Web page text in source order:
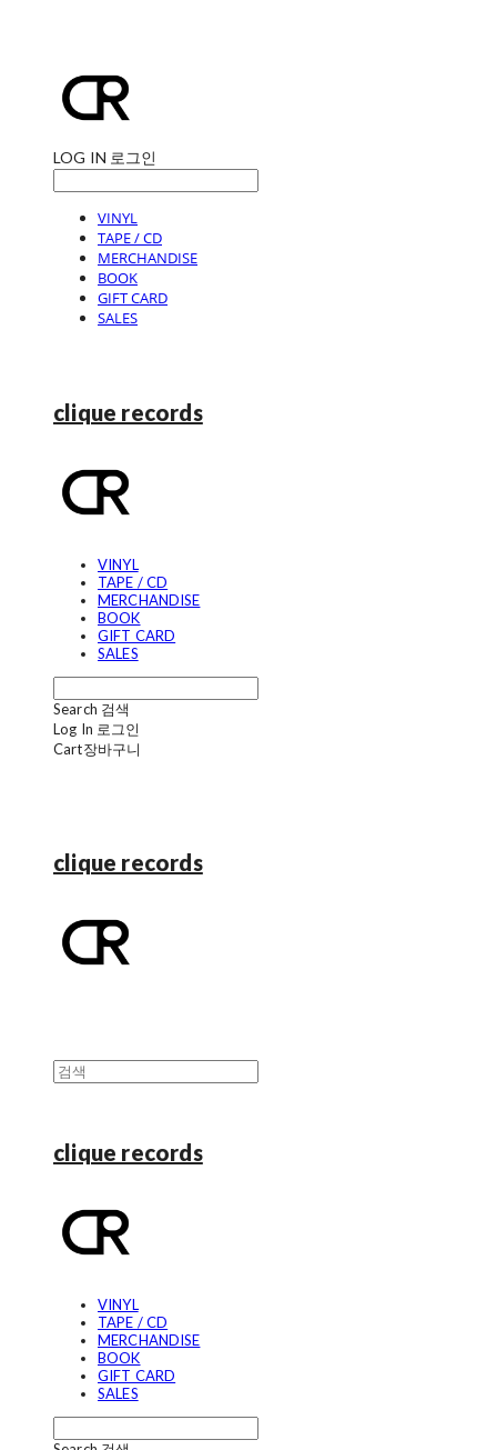
LOG IN 로그인
VINYL
TAPE / CD
MERCHANDISE
BOOK
GIFT CARD
SALES
clique records
VINYL
TAPE / CD
MERCHANDISE
BOOK
GIFT CARD
SALES
Search 검색
Log In 로그인
Cart장바구니
clique records
clique records
VINYL
TAPE / CD
MERCHANDISE
BOOK
GIFT CARD
SALES